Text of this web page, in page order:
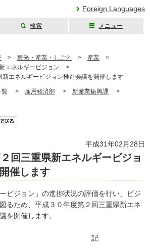
Foreign Languages
検索 メニュー
> 観光・産業・しごと > 産業 >
エネルギービジョン >
エネルギービジョン推進会議を開催します
覧 > 雇用経済部 > 新産業振興課 >
平成31年02月28日
回三重県新エネルギービジョ
催します
ビジョン」の進捗状況の評価を行い、ビジ
るため、平成３０年度第２回三重県新エネ
を開催します。